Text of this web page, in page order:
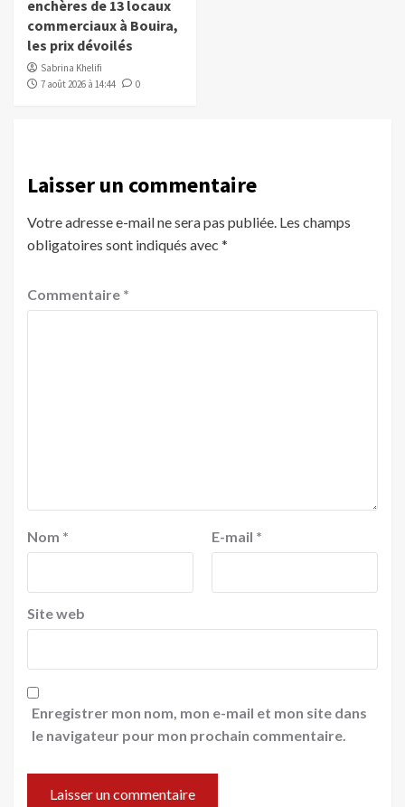
enchères de 13 locaux
commerciaux à Bouira,
les prix dévoilés
Sabrina Khelifi
7 août 2026 à 14:44
0
Laisser un commentaire
Votre adresse e-mail ne sera pas publiée. Les champs
obligatoires sont indiqués avec *
Commentaire *
Nom * E-mail *
Site web
Enregistrer mon nom, mon e-mail et mon site dans
le navigateur pour mon prochain commentaire.